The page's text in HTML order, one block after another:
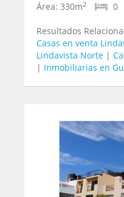
Área: 330m2 0
Resultados
Casas en venta
Lindavista Norte |
| Inmobiliarias en